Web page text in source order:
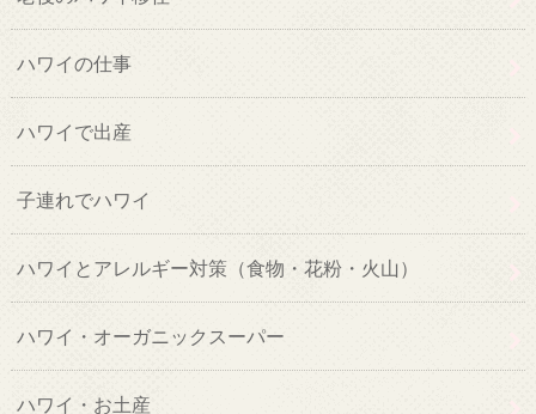
ハワイの仕事
ハワイで出産
子連れでハワイ
ハワイとアレルギー対策（食物・花粉・火山）
ハワイ・オーガニックスーパー
ハワイ・お土産